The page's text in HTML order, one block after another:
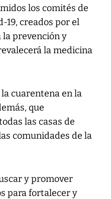
los comités de
19, creados por el
prevención y
la medicina
cuarentena en la
que
las casas de
comunidades de la
y promover
para fortalecer y